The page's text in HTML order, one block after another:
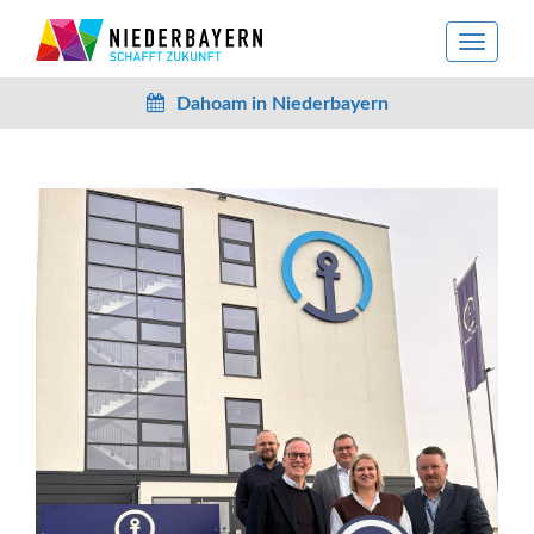
toggle
Dahoam in Niederbayern